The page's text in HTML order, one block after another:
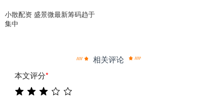
小散配资 盛景微最新筹码趋于
集中
相关评论
本文评分*